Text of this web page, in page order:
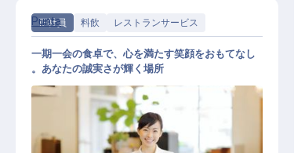
正社員 料飲 レストランサービス
Punta
一期一会の食卓で、心を満たす笑顔をおもてなし
。あなたの誠実さが輝く場所